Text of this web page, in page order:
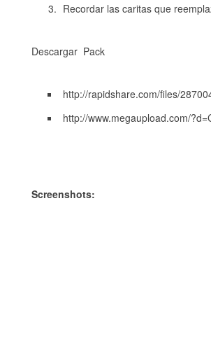
Recordar las caritas que
Descargar Pack
http://rapidshare.com/files/
http://www.megaupload.com/
Screenshots: